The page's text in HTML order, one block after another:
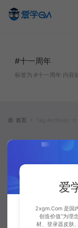
#十一周年
标签为 #十一周年 内容
首页
热血传奇十一周年客户
免安装版
爱
2xgm.Com 是国
创造价值”为理
材、登录器皮肤